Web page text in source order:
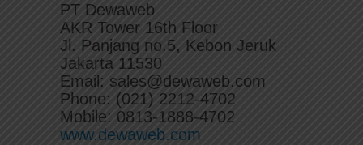
PT Dewaweb
AKR Tower 16th Floor
Jl. Panjang no.5, Kebon Jeruk
Jakarta 11530
Email: sales@dewaweb.com
Phone: (021) 2212-4702
Mobile: 0813-1888-4702
www.dewaweb.com